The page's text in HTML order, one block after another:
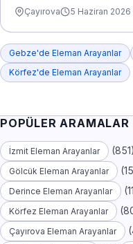
Çayırova 5 Haziran 2026
Gebze'de Eleman Arayanlar
Körfez'de Eleman Arayanlar
POPÜLER ARAMALAR
İzmit Eleman Arayanlar (851)
Gölcük Eleman Arayanlar
Derince Eleman Arayanlar
Körfez Eleman Arayanlar
Çayırova Eleman Arayanlar